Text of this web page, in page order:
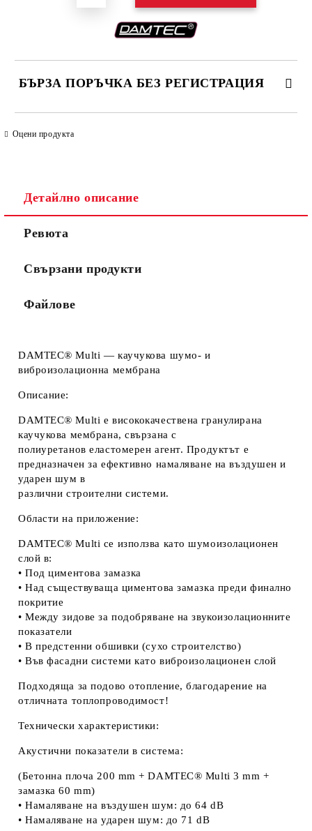
БЪРЗА ПОРЪЧКА БЕЗ РЕГИСТРАЦИЯ
цена не включва транспорт.
Оцени продукта
Детайлно описание
Ревюта
Свързани продукти
Файлове
DAMTEC® Multi — каучукова шумо- и
виброизолационна мембрана
Описание:
DAMTEC® Multi е висококачествена гранулирана
каучукова мембрана, свързана с
полиуретанов еластомерен агент. Продуктът е
предназначен за ефективно намаляване на въздушен и
ударен шум в
различни строителни системи.
Области на приложение:
DAMTEC® Multi се използва като шумоизолационен
слой в:
• Под циментова замазка
• Над съществуваща циментова замазка преди финално
покритие
• Между зидове за подобряване на звукоизолационните
показатели
• В предстенни обшивки (сухо строителство)
• Във фасадни системи като виброизолационен слой
Подходяща за подово отопление, благодарение на
отличната топлопроводимост!
Технически характеристики:
Акустични показатели в система:
(Бетонна плоча 200 mm + DAMTEC® Multi 3 mm +
замазка 60 mm)
• Намаляване на въздушен шум: до 64 dB
• Намаляване на ударен шум: до 71 dB